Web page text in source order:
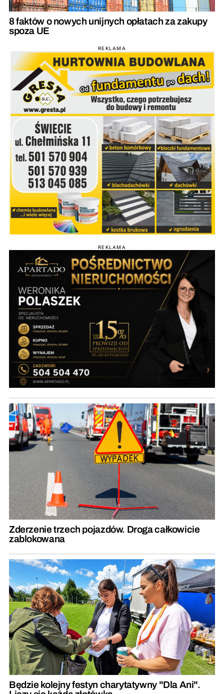
8 faktów o nowych unijnych opłatach za zakupy
spoza UE
REKLAMA
REKLAMA
Zderzenie trzech pojazdów. Droga całkowicie
zablokowana
Będzie kolejny festyn charytatywny "Dla Ani".